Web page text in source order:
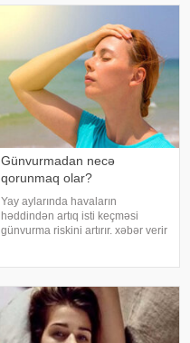
artdığını deyib. İnsult ciddi və
Günvurmadan necə
qorunmaq olar?
Yay aylarında havaların
həddindən artıq isti keçməsi
günvurma riskini artırır. xəbər verir
diqqətli olmalıdırlar.
Günvurmadan qorunma